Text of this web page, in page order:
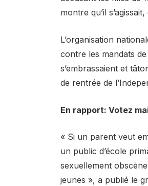
montre qu’il
L’organisation
contre les mandats
s’embrassaient et
de rentrée de
En rapport: Votez
« Si un parent veut
un public d’école
sexuellement
jeunes », a publié le